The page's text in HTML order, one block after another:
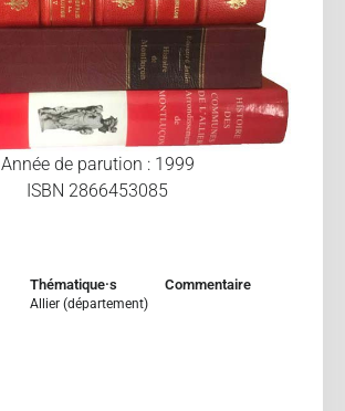
Année de parution : 1999
ISBN 2866453085
Thématique·s
Allier (département)
Commentaire